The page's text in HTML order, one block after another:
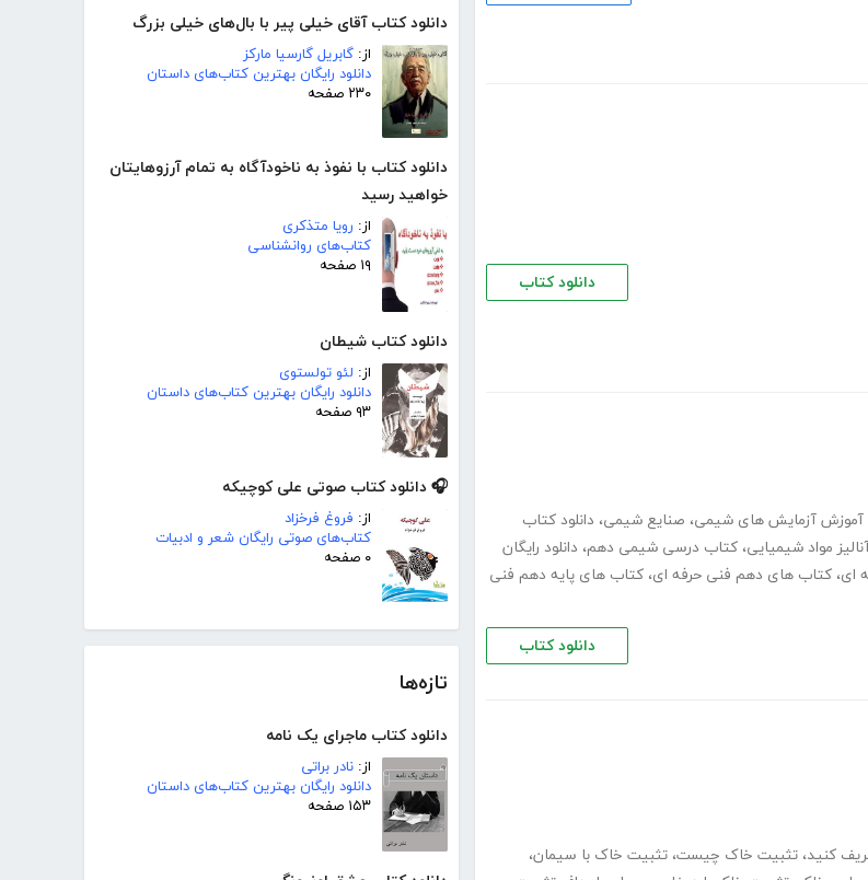
دانلود کتاب آقای خیلی پیر با بال‌‌های خیلی بزرگ
از: گابریل گارسیا مارکز
دانلود رایگان بهترین کتاب‌های داستان
۲۳۰ صفحه
دانلود کتاب با نفوذ به ناخودآگاه به تمام آرزوهایتان
خواهید رسید
از: رویا متذکری
کتاب‌های روانشناسی
۱۹ صفحه
دانلود کتاب شیطان
از: لئو تولستوی
دانلود رایگان بهترین کتاب‌های داستان
۹۳ صفحه
🎧 دانلود کتاب صوتی علی کوچیکه
از: فروغ فرخزاد
کتاب‌های صوتی رایگان شعر و ادبیات
۰ صفحه
تازه‌ها
دانلود کتاب ماجرای یک نامه
از: نادر براتی
دانلود رایگان بهترین کتاب‌های داستان
۱۵۳ صفحه
دانلود کتاب
آموزش آزمایش های شیمی، صنایع شیمی، دانلود کتاب
مواد شیمیایی، کتاب درسی شیمی دهم، دانلود رایگان
ای، کتاب های دهم فنی حرفه ای، کتاب های پایه دهم فنی
دانلود کتاب
کنید، تثبیت خاک چیست، تثبیت خاک با سیمان،